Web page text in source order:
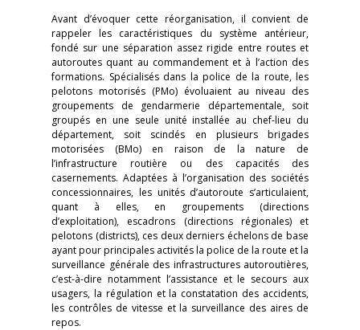
Avant d’évoquer cette réorganisation, il convient de
rappeler les caractéristiques du système antérieur,
fondé sur une séparation assez rigide entre routes et
autoroutes quant au commandement et à l’action des
formations. Spécialisés dans la police de la route, les
pelotons motorisés (PMo) évoluaient au niveau des
groupements de gendarmerie départementale, soit
groupés en une seule unité installée au chef-lieu du
département, soit scindés en plusieurs brigades
motorisées (BMo) en raison de la nature de
l’infrastructure routière ou des capacités des
casernements. Adaptées à l’organisation des sociétés
concessionnaires, les unités d’autoroute s’articulaient,
quant à elles, en groupements (directions
d’exploitation), escadrons (directions régionales) et
pelotons (districts), ces deux derniers échelons de base
ayant pour principales activités la police de la route et la
surveillance générale des infrastructures autoroutières,
c’est-à-dire notamment l’assistance et le secours aux
usagers, la régulation et la constatation des accidents,
les contrôles de vitesse et la surveillance des aires de
repos.